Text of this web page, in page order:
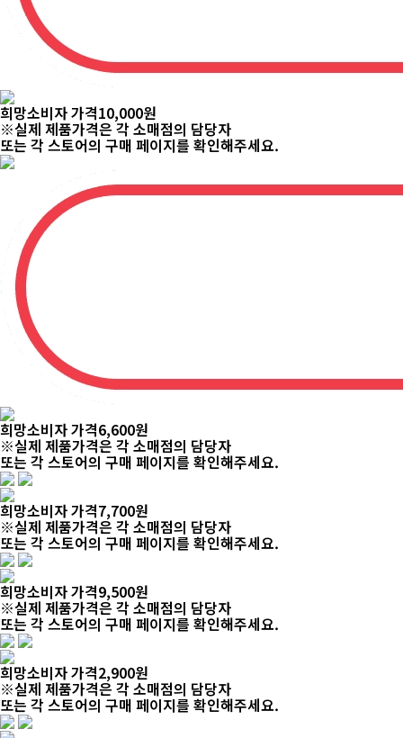
희망소비자 가격89,800원
※실제 제품가격은 각 소매점의 담당자
또는 각 스토어의 구매 페이지를 확인해주세요.
희망소비자 가격25,000원
※실제 제품가격은 각 소매점의 담당자
또는 각 스토어의 구매 페이지를 확인해주세요.